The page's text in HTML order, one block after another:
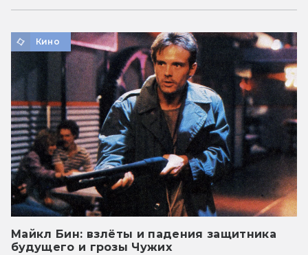
Кино
Майкл Бин: взлёты и падения защитника
будущего и грозы Чужих